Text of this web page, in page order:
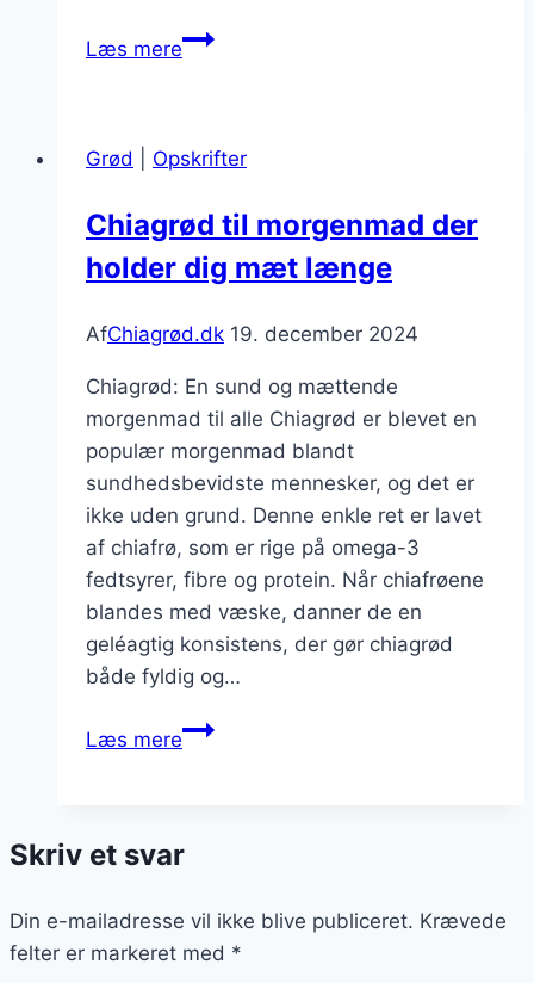
Læs mereChiagrød
mango
Grød Opskrifter
Chiagrød til morgenmad der
holder dig mæt længe
AfChiagrød.dk 19. december 2024
Chiagrød: En sund og mættende
morgenmad til alle Chiagrød er blevet en
populær morgenmad blandt
sundhedsbevidste mennesker, og det er
ikke uden grund. Denne enkle ret er lavet
af chiafrø, som er rige på omega-3
fedtsyrer, fibre og protein. Når chiafrøene
blandes med væske, danner de en
geléagtig konsistens, der gør chiagrød
både fyldig og…
Læs mereChiagrød
holder
mæt
længe
Skriv et svar
Din e-mailadresse vil ikke blive publiceret. Krævede
felter er markeret med *